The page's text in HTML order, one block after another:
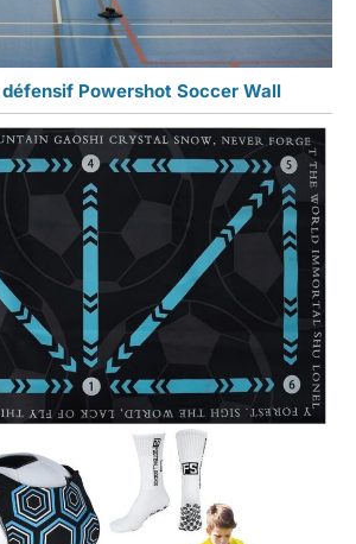
Powershot Soccer Wall